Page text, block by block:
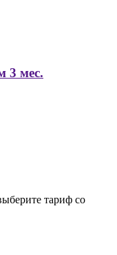
3 мес.
тариф со